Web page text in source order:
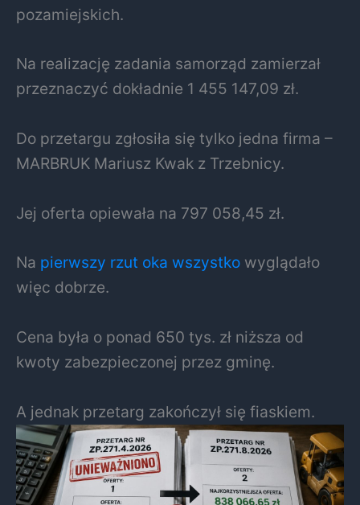
pozamiejskich.
Na realizację zadania samorząd zamierzał
przeznaczyć dokładnie 1 455 147,09 zł.
Do przetargu zgłosiła się tylko jedna firma –
MARBRUK Mariusz Kwak z Trzebnicy.
Jej oferta opiewała na 797 058,45 zł.
Na pierwszy rzut oka wszystko wyglądało
więc dobrze.
Cena była o ponad 650 tys. zł niższa od
kwoty zabezpieczonej przez gminę.
A jednak przetarg zakończył się fiaskiem.